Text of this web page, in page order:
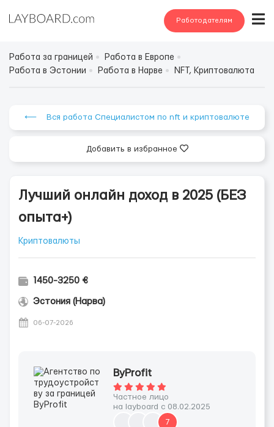
Работодателям
Работа за границей
Работа в Европе
Работа в Эстонии
Работа в Нарве NFT, Криптовалюта
⟵ Вся работа Специалистом по nft и криптовалюте
Добавить в избранное
Лучший онлайн доход в 2025 (БЕЗ
опыта+)
Криптовалюты
1450-3250 €
Эстония (Нарва)
06-07-2026
ByProfit
Частное лицо
на layboard с 08.02.2025
7